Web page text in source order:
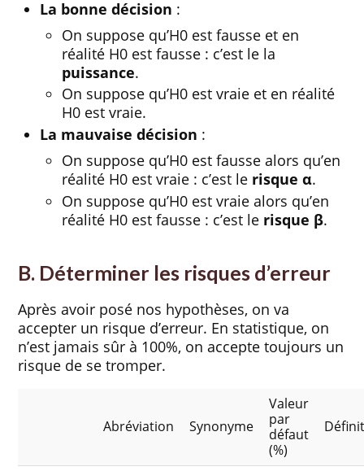
La bonne décision :
On suppose qu’H0 est fausse et en
réalité H0 est fausse : c’est le la
puissance.
On suppose qu’H0 est vraie et en réalité
H0 est vraie.
La mauvaise décision :
On suppose qu’H0 est fausse alors qu’en
réalité H0 est vraie : c’est le risque α.
On suppose qu’H0 est vraie alors qu’en
réalité H0 est fausse : c’est le risque β.
B. Déterminer les risques d’erreur
Après avoir posé nos hypothèses, on va
accepter un risque d’erreur. En statistique, on
n’est jamais sûr à 100%, on accepte toujours un
risque de se tromper.
Abréviation Synonyme
Valeur
par
défaut
(%)